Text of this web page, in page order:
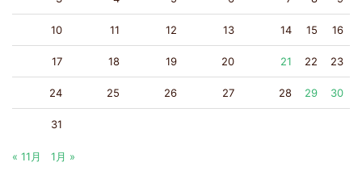
10 11 12 13 14 15 16
17 18 19 20 21 22 23
24 25 26 27 28 29 30
31
« 11月 1月 »